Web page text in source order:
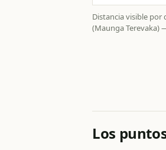
Distancia visible por
(Maunga Terevaka)
Los